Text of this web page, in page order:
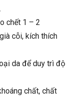
chết 1 – 2
cỗi, kích thích
da để duy trì độ
chất, chất